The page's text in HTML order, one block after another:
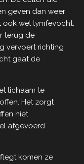
geven dan weer
ook wel lymfevocht.
terug de
vervoert richting
gaat de
lichaam te
Het zorgt
niet
afgevoerd
komen ze